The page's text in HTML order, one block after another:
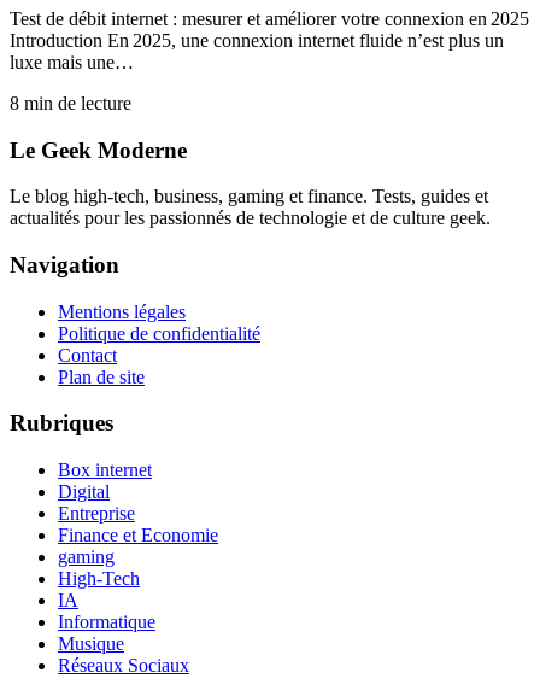
Test de débit internet : mesurer et améliorer votre connexion en 2025
Introduction En 2025, une connexion internet fluide n’est plus un
luxe mais une…
8 min de lecture
Le Geek Moderne
Le blog high-tech, business, gaming et finance. Tests, guides et
actualités pour les passionnés de technologie et de culture geek.
Navigation
Mentions légales
Politique de confidentialité
Contact
Plan de site
Rubriques
Box internet
Digital
Entreprise
Finance et Economie
gaming
High-Tech
IA
Informatique
Musique
Réseaux Sociaux